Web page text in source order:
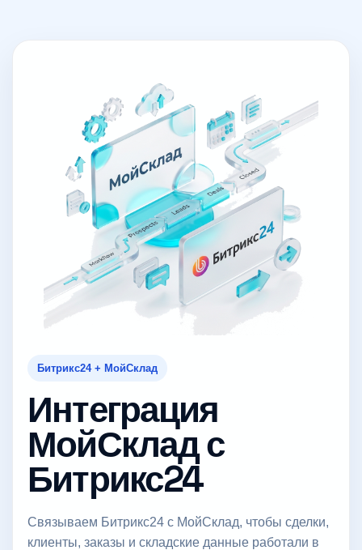
Битрикс24 + МойСклад
Интеграция
МойСклад с
Битрикс24
Связываем Битрикс24 с МойСклад, чтобы сделки,
клиенты, заказы и складские данные работали в